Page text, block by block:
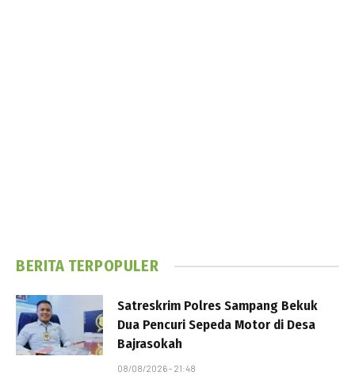
BERITA TERPOPULER
Satreskrim Polres Sampang Bekuk
Dua Pencuri Sepeda Motor di Desa
Bajrasokah
08/08/2026 - 21:48